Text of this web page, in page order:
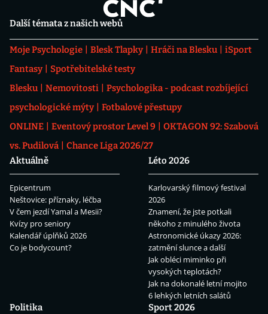
Další témata z našich webů
Moje Psychologie Blesk Tlapky Hráči na Blesku
iSport
Fantasy
Spotřebitelské testy
Blesku
Nemovitosti
Psychologika - podcast rozbíjející
psychologické mýty
Fotbalové přestupy
ONLINE
Eventový prostor Level 9
OKTAGON 92: Szabová
vs. Pudilová
Chance Liga 2026/27
Aktuálně
Epicentrum
Neštovice: příznaky, léčba
V čem jezdí Yamal a Mesii?
Kvízy pro seniory
Kalendář úplňků 2026
Co je bodycount?
Léto 2026
Karlovarský filmový festival
2026
Znamení, že jste potkali
někoho z minulého života
Astronomické úkazy 2026:
zatmění slunce a další
Jak obléci miminko při
vysokých teplotách?
Jak na dokonalé letní mojito
6 lehkých letních salátů
Politika
Sport 2026